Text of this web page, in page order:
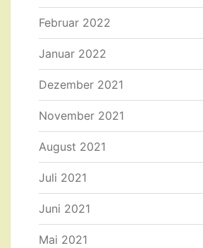
Februar 2022
Januar 2022
Dezember 2021
November 2021
August 2021
Juli 2021
Juni 2021
Mai 2021